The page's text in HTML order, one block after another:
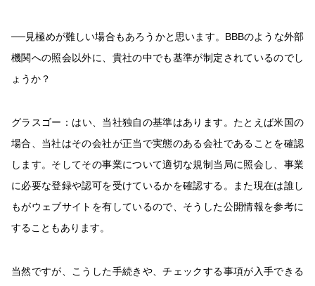
──見極めが難しい場合もあろうかと思います。BBBのような外部
機関への照会以外に、貴社の中でも基準が制定されているのでし
ょうか？
グラスゴー： はい、当社独自の基準はあります。たとえば米国の
場合、当社はその会社が正当で実態のある会社であることを確認
します。そしてその事業について適切な規制当局に照会し、事業
に必要な登録や認可を受けているかを確認する。また現在は誰し
もがウェブサイトを有しているので、そうした公開情報を参考に
することもあります。
当然ですが、こうした手続きや、チェックする事項が入手できる